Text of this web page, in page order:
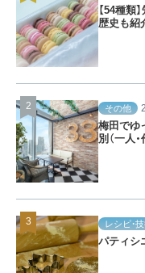
【54種類
歴史も紹
その他
梅田でゆ
別（一人
レシピ・
パティシ